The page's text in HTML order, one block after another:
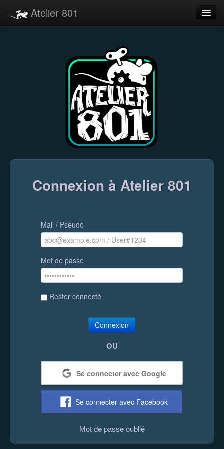
Atelier 801
Connexion à Atelier 801
Mail / Pseudo
Mot de passe
Rester connecté
Connexion
OU
Se connecter avec Google
Se connecter avec Facebook
Mot de passe oublié